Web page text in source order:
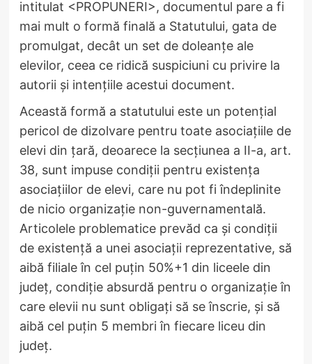
intitulat <PROPUNERI>, documentul pare a fi
mai mult o formă finală a Statutului, gata de
promulgat, decât un set de doleanțe ale
elevilor, ceea ce ridică suspiciuni cu privire la
autorii și intențiile acestui document.
Această formă a statutului este un potențial
pericol de dizolvare pentru toate asociațiile de
elevi din țară, deoarece la secțiunea a II-a, art.
38, sunt impuse condiții pentru existența
asociațiilor de elevi, care nu pot fi îndeplinite
de nicio organizație non-guvernamentală.
Articolele problematice prevăd ca și condiții
de existență a unei asociații reprezentative, să
aibă filiale în cel puțin 50%+1 din liceele din
județ, condiție absurdă pentru o organizație în
care elevii nu sunt obligați să se înscrie, și să
aibă cel puțin 5 membri în fiecare liceu din
județ.